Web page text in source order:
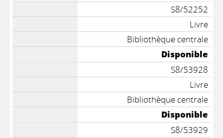
S8/52252
Livre
Bibliothèque centrale
Disponible
S8/53928
Livre
Bibliothèque centrale
Disponible
S8/53929